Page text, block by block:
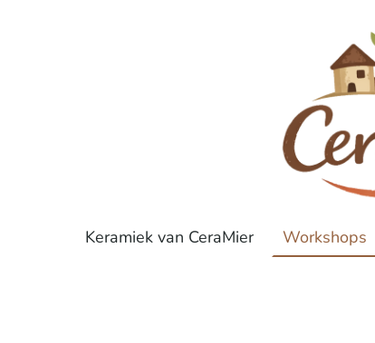
Keramiek van CeraMier Workshops